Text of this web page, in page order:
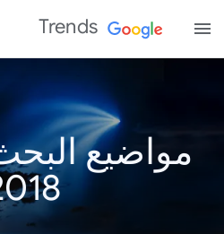
Trends
مواضيع